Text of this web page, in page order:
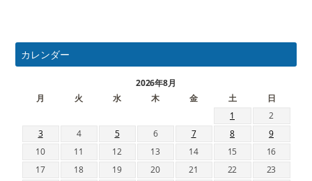
カレンダー
2026年8月
月
火 水 木 金 土
日
1
2
3
4 5 6 7 8
9
10
11 12 13 14 15
16
17
18 19 20 21 22
23